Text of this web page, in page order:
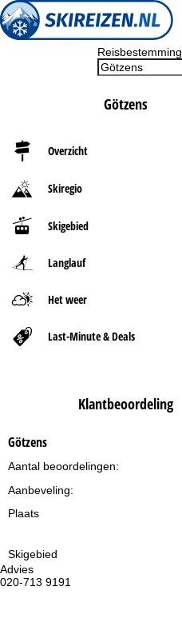
Advies
020-713 9191
Reisbestemming
Götzens
Overzicht
Skiregio
Skigebied
Langlauf
Het weer
Last-Minute & Deals
Klantbeoordeling
Götzens
Aantal beoordelingen:
Aanbeveling:
Plaats
Skigebied